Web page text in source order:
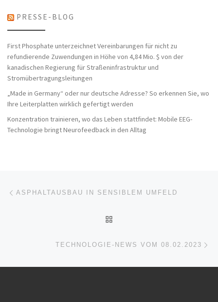
PRESSE-BLOG
First Phosphate unterzeichnet Vereinbarungen für nicht zu
refundierende Zuwendungen in Höhe von 4,84 Mio. $ von der
kanadischen Regierung für Straßeninfrastruktur und
Stromübertragungsleitungen
„Made in Germany“ oder nur deutsche Adresse? So erkennen Sie, wo
Ihre Leiterplatten wirklich gefertigt werden
Konzentration trainieren, wo das Leben stattfindet: Mobile EEG-
Technologie bringt Neurofeedback in den Alltag
Beitragsnavigation
ASPHALTAUSBAU IN SENSIBLEM UMFELD
TECHNOLOGIE-NEWS VOM 08.02.2023